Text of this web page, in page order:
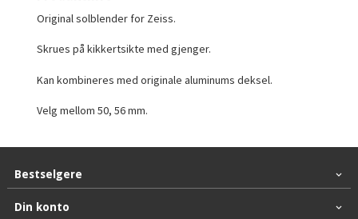
Original solblender for Zeiss.
Skrues på kikkertsikte med gjenger.
Kan kombineres med originale aluminums deksel.
Velg mellom 50, 56 mm.
Bestselgere
Din konto